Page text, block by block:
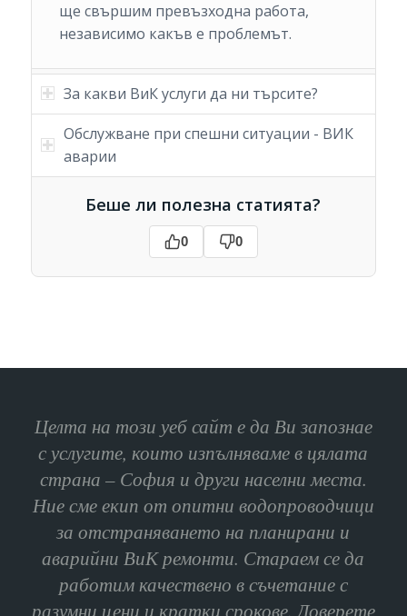
ще свършим превъзходна работа,
независимо какъв е проблемът.
За какви ВиК услуги да ни търсите?
Обслужване при спешни ситуации - ВИК
аварии
Беше ли полезна статията?
0 0
Целта на този уеб сайт е да Ви запознае
с услугите, които изпълняваме в цялата
страна – София и други населни места.
Ние сме екип от опитни водопроводчици
за отстраняването на планирани и
аварийни ВиК ремонти. Стараем се да
работим качествено в съчетание с
разумни цени и кратки срокове. Доверете